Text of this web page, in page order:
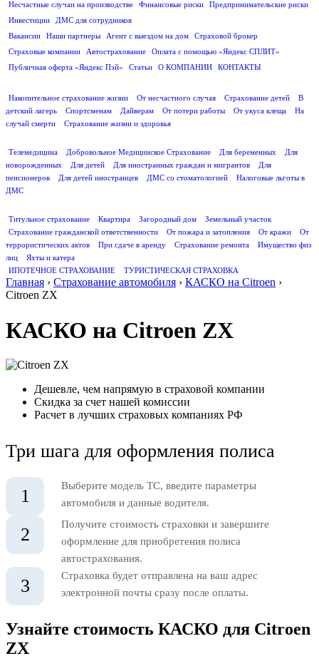
Несчастные случаи на производстве
Финансовые риски
Предпринимательские риски
Инвестиции
ДМС для сотрудников
Вакансии
Наши партнеры Агент с выездом на дом
Страховой брокер
Страховые компании
Автострахование
Оплата с помощью «Яндекс СПЛИТ»
Публичная оферта «Яндекс Пэй»
Статьи О КОМПАНИИ
КОНТАКТЫ
Накопительное страхование жизни
От несчастного случая Страхование детей
В
детский лагерь
Спортсменам Дайверам От потери работы От укуса клеща
На
случай смерти
Страхование жизни и здоровья
Телемедицина
Добровольное Медицинское Страхование Для беременных
Для
новорожденных
Для детей Для иностранных граждан и мигрантов
Для
пенсионеров
Для детей иностранцев ДМС со стоматологией
Налоговые льготы в
ДМС
Титульное страхование
Квартира Загородный дом
Земельный участок
Страхование гражданской ответственности
От пожара и затопления От кражи
От
террористических актов
При сдаче в аренду Страхование ремонта
Имущество физ
лиц
Яхты и катера
ИПОТЕЧНОЕ СТРАХОВАНИЕ
ТУРИСТИЧЕСКАЯ СТРАХОВКА
Главная › Страхование автомобиля › КАСКО на Citroen ›
Citroen ZX
КАСКО на Citroen ZX
Дешевле, чем напрямую в страховой компании
Скидка за счет нашей комиссии
Расчет в лучших страховых компаниях РФ
Три шага для оформления полиса
1
Выберите модель ТС, введите параметры
автомобиля и данные водителя.
2
Получите стоимость страховки и завершите
оформление для приобретения полиса
автострахования.
3
Страховка будет отправлена на ваш адрес
электронной почты сразу после оплаты.
Узнайте стоимость КАСКО для Citroen
ZX